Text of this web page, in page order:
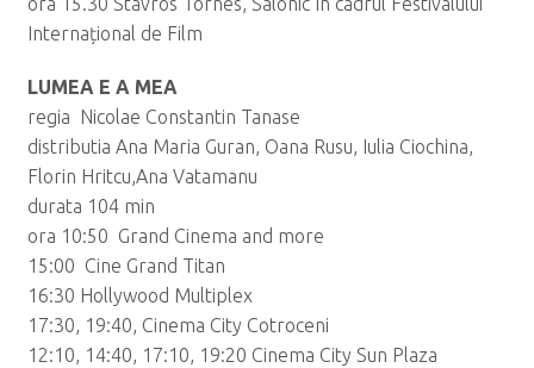
Internațional de Film
LUMEA E A MEA
regia Nicolae Constantin Tanase
distributia Ana Maria Guran, Oana Rusu, Iulia Ciochina,
Florin Hritcu,Ana Vatamanu
durata 104 min
ora 10:50 Grand Cinema and more
15:00 Cine Grand Titan
16:30 Hollywood Multiplex
17:30, 19:40, Cinema City Cotroceni
12:10, 14:40, 17:10, 19:20 Cinema City Sun Plaza